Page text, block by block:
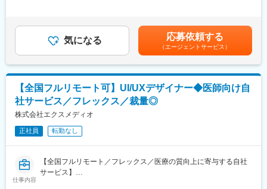
■フルサイクルで裁量を持てる
「エンジニアは顧客（利用者）の課題を解決する存在である」と
いう考え方を大切にしています。
要件定義～設計・実装・デプロイ・監視・運用まで一貫して担当
でき、ビジネス側と直接やり取りして最適解を提案・実行できま
す。
■実践的な開発体制と高速改善サイクル
2週間のスクラムを採用。短いフィードバックループで、ユーザー
変更の範囲：会社の定める業務
■業務内容例
・ログやリソースの監視、監視設定最適化
・システム連携先や社内他部署からの問い合わせ対応
・データ出力
・ライブラリ/フレームワークのアップデート対応
■夜間・休日対応
アラート検知はMSPにアウトソースしており定常的な夜勤はあり
ません。
※土日・夜間のオンコール対応は5名のメンバーで回しておりま
す。各月対応する順番が定められていて、1番目に担当している方
が対応できない場合は2番目以降のメンバーへ連絡が行く体制を取
残業時間を超過した分の追加支給はありませんが、実際の残業は
平均月10時間程度となっています。休日・深夜手当：土日や夜間
に勤務が発生した場合は、別途手当を支給します。賃金はあくま
でも目安の金額であり、選考を通じて上下する可能性がありま
す。月給(月額)は固定手当を含めた表記です。
気になる 応募依頼する
（エージェントサービス）
【全国フルリモート可】UI/UXデザイナー◆医師向け自
社サービス／フレックス／裁量◎
株式会社エクスメディオ
正社員 転勤なし
仕事内容
【全国フルリモート／フレックス／医療の質向上に寄与する自社
サービス】